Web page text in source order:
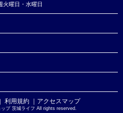
火曜日・水曜日
｜ 利用規約 ｜アクセスマップ
プ 茨城ライフ All rights reserved.